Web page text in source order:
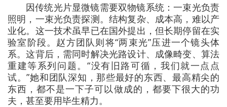
因传统光片显微镜需要双物镜系统：一束光负责
照明，一束光负责探测。结构复杂、成本高，难以产
业化。这一技术虽早已在国外提出，但长期停留在实
验室阶段。赵方团队则将“两束光”压进一个镜头体
系。这背后，需同时解决光路设计、成像畸变、算法
重建等系列问题。“没有旧路可循，我们就一点点
试。”她和团队深知，那些最好的东西、最高精尖的
东西，都不是一下子可以做成的，都要下很大的功
夫，甚至要用毕生精力。